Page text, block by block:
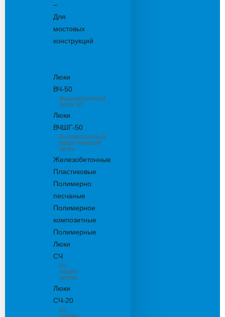
–
Для
мостовых
конструкций
Люки
ВЧ-50
Высокопрочный
чугун 50
Люки
ВЧШГ-50
Высокопрочный
сверхтяжелый
чугун
Железобетонные
Пластиковые
Полимерно
песчаные
Полимерное
композитные
Полимерные
Люки
СЧ
Из
серого
чугуна
Люки
СЧ-20
Из